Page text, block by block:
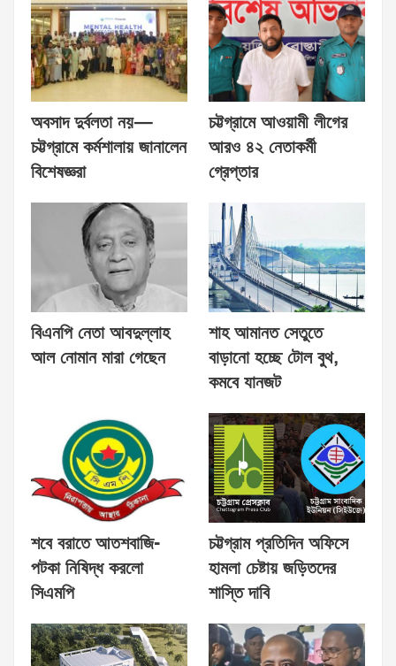
অবসাদ দুর্বলতা নয়—
চট্টগ্রামে কর্মশালায় জানালেন
বিশেষজ্ঞরা
চট্টগ্রামে আওয়ামী লীগের
আরও ৪২ নেতাকর্মী
গ্রেপ্তার
বিএনপি নেতা আবদুল্লাহ
আল নোমান মারা গেছেন
শাহ আমানত সেতুতে
বাড়ানো হচ্ছে টোল বুথ,
কমবে যানজট
শবে বরাতে আতশবাজি-
পটকা নিষিদ্ধ করলো
সিএমপি
চট্টগ্রাম প্রতিদিন অফিসে
হামলা চেষ্টায় জড়িতদের
শাস্তি দাবি